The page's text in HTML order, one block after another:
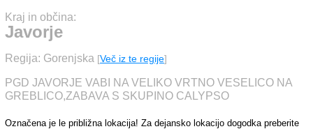
Kraj in občina:
Javorje
Regija: Gorenjska [Več iz te regije]
PGD JAVORJE VABI NA VELIKO VRTNO VESELICO NA
GREBLICO,ZABAVA S SKUPINO CALYPSO
Označena je le približna lokacija! Za dejansko lokacijo dogodka preberite